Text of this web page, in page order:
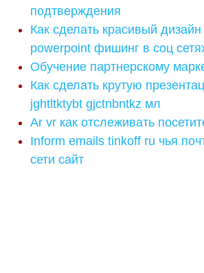
подтверждения
Как сделать красивый
powerpoint фишинг в соц
Обучение партнерскому
Как сделать крутую
jghtltktybt gjctnbntkz мл
Ar vr как отслеживать
Inform emails tinkoff ru чья
сети сайт